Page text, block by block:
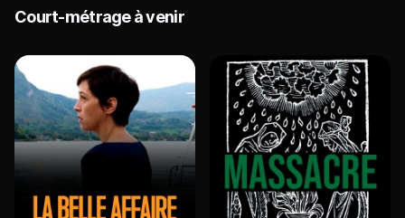
Court-métrage à venir